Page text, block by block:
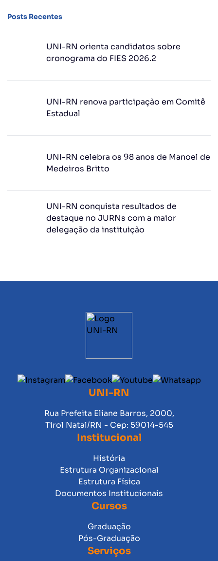
Posts Recentes
UNI-RN orienta candidatos sobre
cronograma do FIES 2026.2
UNI-RN renova participação em Comitê
Estadual
UNI-RN celebra os 98 anos de Manoel de
Medeiros Britto
UNI-RN conquista resultados de
destaque no JURNs com a maior
delegação da instituição
UNI-RN
Rua Prefeita Eliane Barros, 2000,
Tirol Natal/RN - Cep: 59014-545
Institucional
História
Estrutura Organizacional
Estrutura Física
Documentos Institucionais
Cursos
Graduação
Pós-Graduação
Serviços